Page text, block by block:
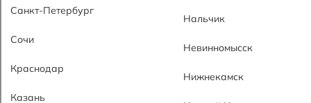
Санкт-Петербург
Сочи
Краснодар
Казань
Нальчик
Невинномысск
Нижнекамск